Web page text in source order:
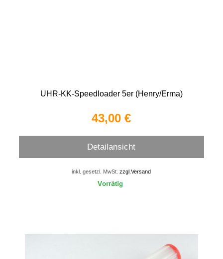
UHR-KK-Speedloader 5er (Henry/Erma)
43,00 €
Detailansicht
inkl. gesetzl. MwSt.zzgl.Versand